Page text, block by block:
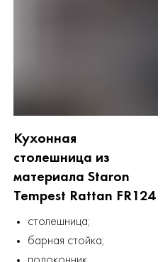
Кухонная
столешница из
материала Staron
Tempest Rattan FR124
столешница;
барная стойка;